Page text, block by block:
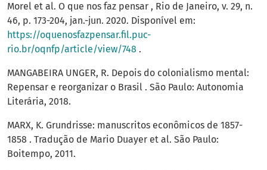
Morel et al. O que nos faz pensar , Rio de Janeiro, v. 29, n.
46, p. 173-204, jan.-jun. 2020. Disponível em:
https://oquenosfazpensar.fil.puc-
rio.br/oqnfp/article/view/748 .
MANGABEIRA UNGER, R. Depois do colonialismo mental:
Repensar e reorganizar o Brasil . São Paulo: Autonomia
Literária, 2018.
MARX, K. Grundrisse: manuscritos econômicos de 1857-
1858 . Tradução de Mario Duayer et al. São Paulo:
Boitempo, 2011.